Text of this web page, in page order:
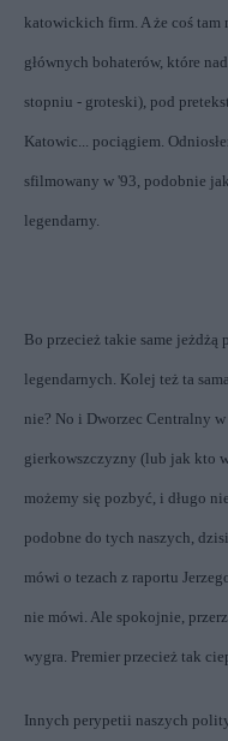
katowickich firm. A że coś tam
głównych bohaterów, które
stopniu - groteski), pod
Katowic... pociągiem.
sfilmowany w '93, podobnie
legendarny.
Bo przecież takie same
legendarnych. Kolej też ta
nie? No i Dworzec Centralny
gierkowszczyzny (lub jak kto
możemy się pozbyć, i długo
podobne do tych naszych,
mówi o tezach z raportu
nie mówi. Ale spokojnie,
wygra. Premier przecież tak
Innych perypetii naszych